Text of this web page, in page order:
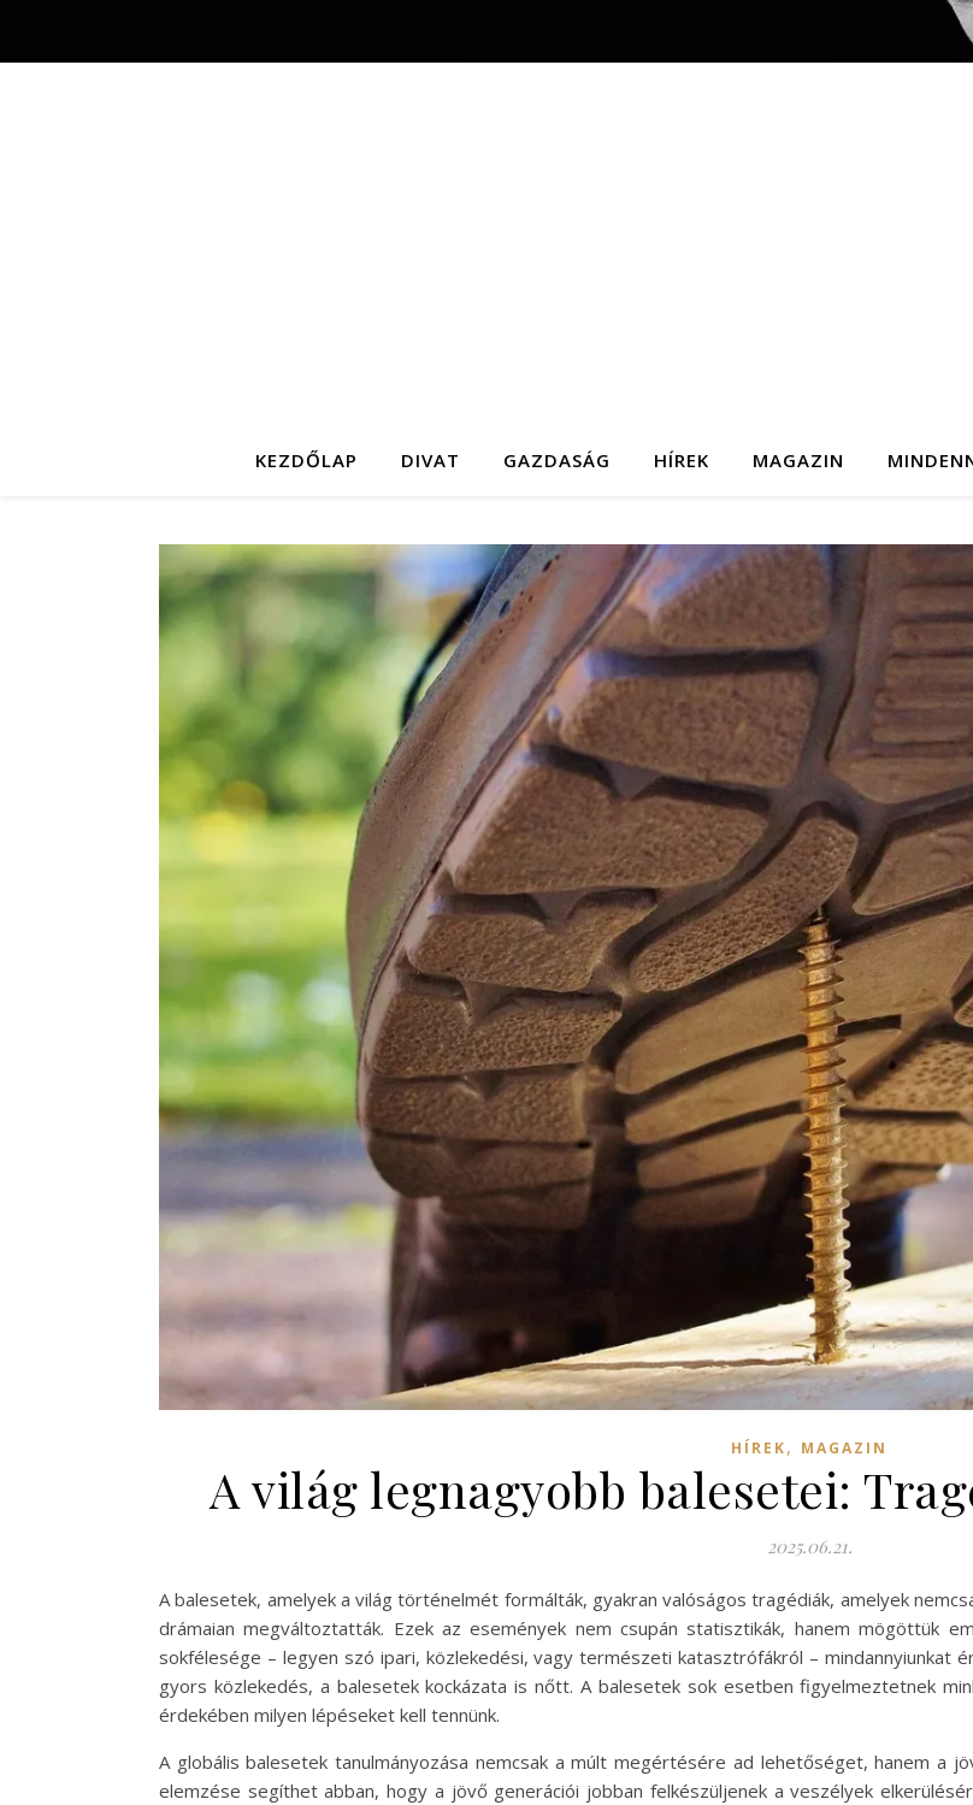
KEZDŐLAP DIVAT GAZDASÁG HÍREK MAGAZIN
HÍREK, MAGAZIN
A világ legnagyobb balesetei:
2025.06.21.
A balesetek, amelyek a világ történelmét formálták, gyakran valóságos tragédiák, amelyek
drámaian megváltoztatták. Ezek az események nem csupán statisztikák, hanem mögöttük
sokfélesége – legyen szó ipari, közlekedési, vagy természeti katasztrófákról – mindannyiunkat
gyors közlekedés, a balesetek kockázata is nőtt. A balesetek sok esetben figyelmeztetnek
érdekében milyen lépéseket kell tennünk.
A globális balesetek tanulmányozása nemcsak a múlt megértésére ad lehetőséget, hanem a
elemzése segíthet abban, hogy a jövő generációi jobban felkészüljenek a veszélyek